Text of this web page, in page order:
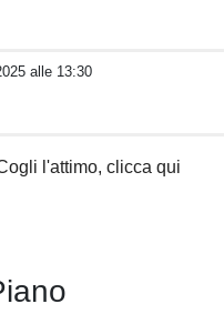
alle 13:30
l'attimo, clicca qui